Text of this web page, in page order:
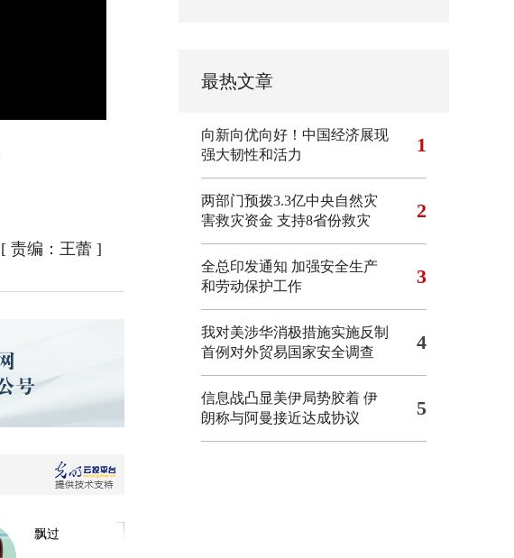
[ 责编：王蕾]
飘过
最热文章
向新向优向好！中国经济展现
强大韧性和活力
1
两部门预拨3.3亿中央自然灾
害救灾资金 支持8省份救灾
2
全总印发通知 加强安全生产
和劳动保护工作
3
我对美涉华消极措施实施反制
首例对外贸易国家安全调查
4
信息战凸显美伊局势胶着 伊
朗称与阿曼接近达成协议
5